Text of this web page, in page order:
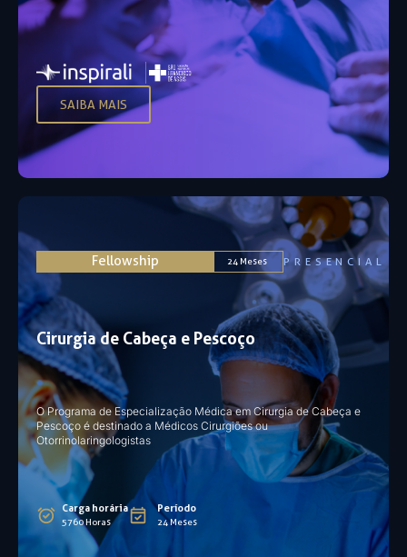
SAIBA MAIS
Cirurgia de Cabeça e Pescoço
O Programa de Especialização Médica em Cirurgia de Cabeça e
Pescoço é destinado a Médicos Cirurgiões ou
Otorrinolaringologistas
Carga horária
5760 Horas
Período
24 Meses
Fellowship 24 Meses PRESENCIAL